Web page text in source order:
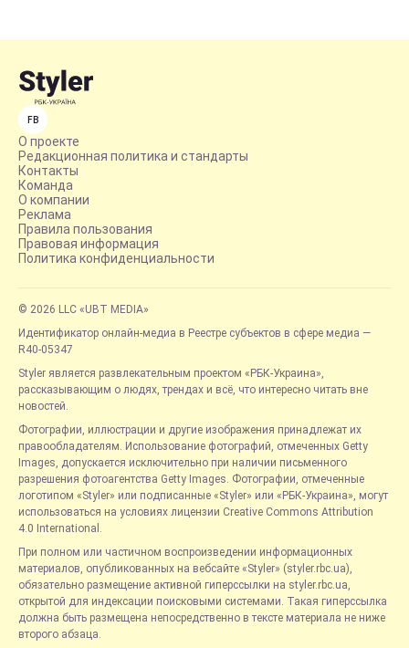
FB
О проекте
Редакционная политика и стандарты
Контакты
Команда
О компании
Реклама
Правила пользования
Правовая информация
Политика конфиденциальности
© 2026 LLC «UBT MEDIA»
Идентификатор онлайн-медиа в Реестре субъектов в сфере медиа —
R40-05347
Styler является развлекательным проектом «РБК-Украина»,
рассказывающим о людях, трендах и всё, что интересно читать вне
новостей.
Фотографии, иллюстрации и другие изображения принадлежат их
правообладателям. Использование фотографий, отмеченных Getty
Images, допускается исключительно при наличии письменного
разрешения фотоагентства Getty Images. Фотографии, отмеченные
логотипом «Styler» или подписанные «Styler» или «РБК-Украина», могут
использоваться на условиях лицензии Creative Commons Attribution
4.0 International.
При полном или частичном воспроизведении информационных
материалов, опубликованных на вебсайте «Styler» (styler.rbc.ua),
обязательно размещение активной гиперссылки на styler.rbc.ua,
открытой для индексации поисковыми системами. Такая гиперссылка
должна быть размещена непосредственно в тексте материала не ниже
второго абзаца.